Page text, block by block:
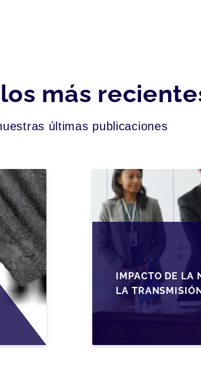
más
últimas publicaciones
IMPACTO DE LA
LA